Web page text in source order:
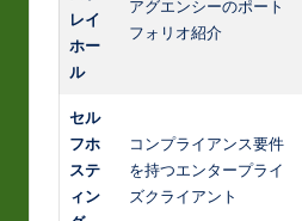
レイ
ホー
ル
アグエンシーのポート
フォリオ紹介
セル
フホ
ステ
ィン
コンプライアンス要件
を持つエンタープライ
ズクライアント